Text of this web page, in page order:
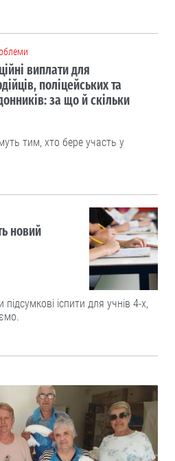
виплати для
поліцейських та
за що й скільки
тим, хто бере участь у
новий
іспити для учнів 4-х,